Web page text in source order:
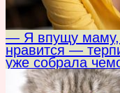
— Я впущу маму,
нравится —
уже собрала